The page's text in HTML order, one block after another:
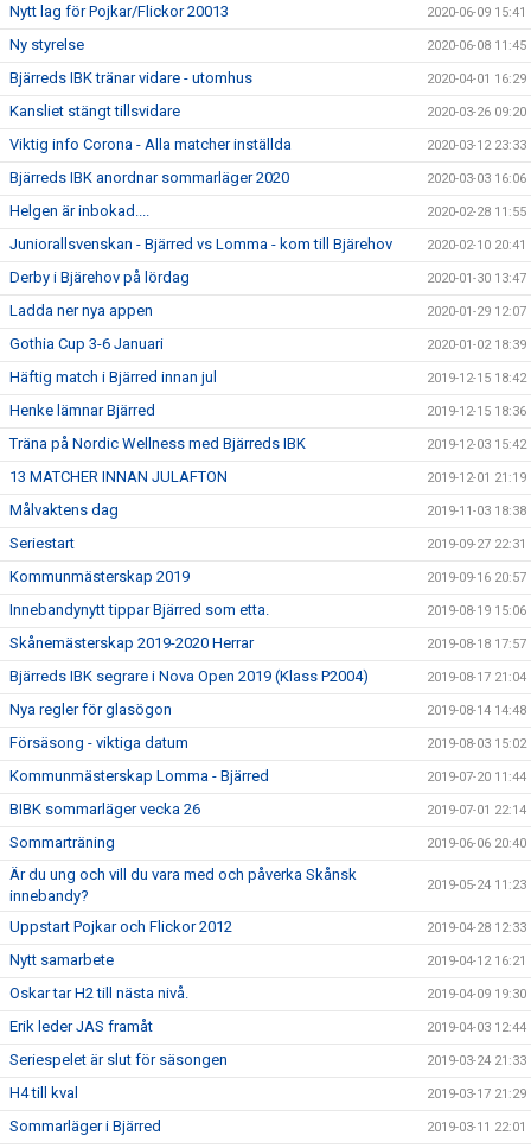
Nytt lag för Pojkar/Flickor 20013 2020-06-09 15:41
Ny styrelse 2020-06-08 11:45
Bjärreds IBK tränar vidare - utomhus 2020-04-01 16:29
Kansliet stängt tillsvidare 2020-03-26 09:20
Viktig info Corona - Alla matcher inställda 2020-03-12 23:33
Bjärreds IBK anordnar sommarläger 2020 2020-03-03 16:06
Helgen är inbokad.... 2020-02-28 11:55
Juniorallsvenskan - Bjärred vs Lomma - kom till Bjärehov 2020-02-10 20:41
Derby i Bjärehov på lördag 2020-01-30 13:47
Ladda ner nya appen 2020-01-29 12:07
Gothia Cup 3-6 Januari 2020-01-02 18:39
Häftig match i Bjärred innan jul 2019-12-15 18:42
Henke lämnar Bjärred 2019-12-15 18:36
Träna på Nordic Wellness med Bjärreds IBK 2019-12-03 15:42
13 MATCHER INNAN JULAFTON 2019-12-01 21:19
Målvaktens dag 2019-11-03 18:38
Seriestart 2019-09-27 22:31
Kommunmästerskap 2019 2019-09-16 20:57
Innebandynytt tippar Bjärred som etta. 2019-08-19 15:06
Skånemästerskap 2019-2020 Herrar 2019-08-18 17:57
Bjärreds IBK segrare i Nova Open 2019 (Klass P2004) 2019-08-17 21:04
Nya regler för glasögon 2019-08-14 14:48
Försäsong - viktiga datum 2019-08-03 15:02
Kommunmästerskap Lomma - Bjärred 2019-07-20 11:44
BIBK sommarläger vecka 26 2019-07-01 22:14
Sommarträning 2019-06-06 20:40
Är du ung och vill du vara med och påverka Skånsk
innebandy?
2019-05-24 11:23
Uppstart Pojkar och Flickor 2012 2019-04-28 12:33
Nytt samarbete 2019-04-12 16:21
Oskar tar H2 till nästa nivå. 2019-04-09 19:30
Erik leder JAS framåt 2019-04-03 12:44
Seriespelet är slut för säsongen 2019-03-24 21:33
H4 till kval 2019-03-17 21:29
Sommarläger i Bjärred 2019-03-11 22:01